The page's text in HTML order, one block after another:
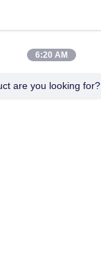
6:20 AM
are you looking for?